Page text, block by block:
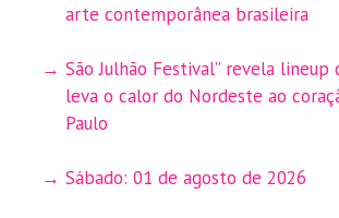
arte contemporânea brasileira
São Julhão Festival” revela
leva o calor do Nordeste ao
Paulo
Sábado: 01 de agosto de 2026